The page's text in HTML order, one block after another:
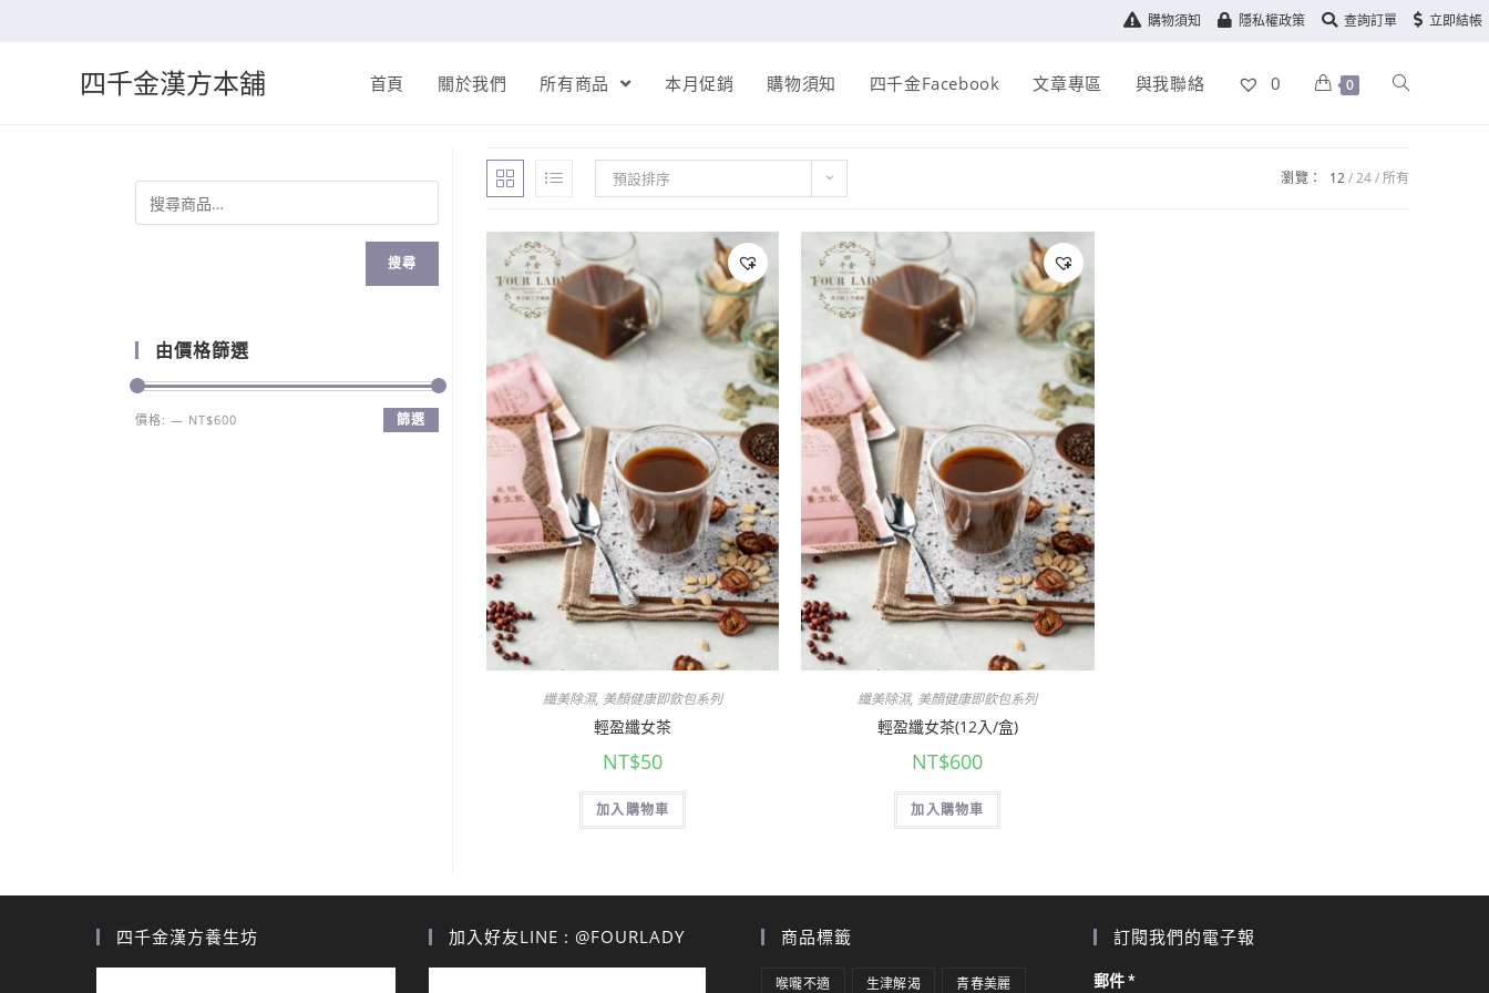
購物須知 隱私權政策 查詢訂單 立即結帳
四千金漢方本舖 首頁 關於我們 所有商品 本月促銷 購物須知 四千金Facebook 文章專區 與我聯絡 0 0
預設排序 瀏覽： 12 24 所有
纖美除濕,美顏健康即飲包系列
輕盈纖女茶
NT$50
加入購物車
纖美除濕,美顏健康即飲包系列
輕盈纖女茶(12入/盒)
NT$600
加入購物車
搜尋
由價格篩選
篩選
價格: — NT$600
四千金漢方養生坊 加入好友LINE : @FOURLADY 商品標籤
喉嚨不適 生津解渴 青春美麗
訂閱我們的電子報
郵件*